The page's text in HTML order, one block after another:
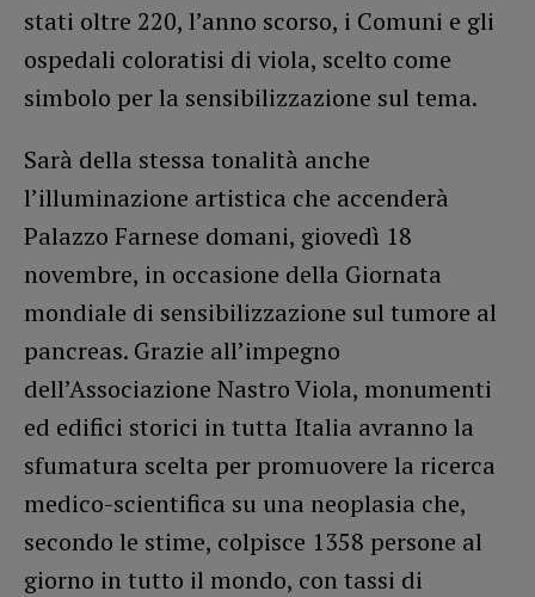
stati oltre 220, l’anno scorso, i Comuni e gli
ospedali coloratisi di viola, scelto come
simbolo per la sensibilizzazione sul tema.
Sarà della stessa tonalità anche
l’illuminazione artistica che accenderà
Palazzo Farnese domani, giovedì 18
novembre, in occasione della Giornata
mondiale di sensibilizzazione sul tumore al
pancreas. Grazie all’impegno
dell’Associazione Nastro Viola, monumenti
ed edifici storici in tutta Italia avranno la
sfumatura scelta per promuovere la ricerca
medico-scientifica su una neoplasia che,
secondo le stime, colpisce 1358 persone al
giorno in tutto il mondo, con tassi di